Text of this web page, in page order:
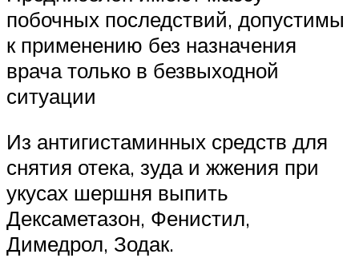
побочных последствий, допустимы
к применению без назначения
врача только в безвыходной
ситуации
Из антигистаминных средств для
снятия отека, зуда и жжения при
укусах шершня выпить
Дексаметазон, Фенистил,
Димедрол, Зодак.